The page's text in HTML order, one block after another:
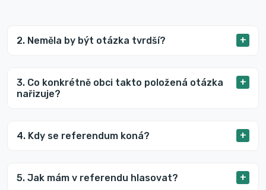
2. Neměla by být otázka tvrdší?
3. Co konkrétně obci takto položená otázka
nařizuje?
4. Kdy se referendum koná?
5. Jak mám v referendu hlasovat?